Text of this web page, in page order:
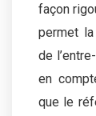
façon
permet
de
en
que le